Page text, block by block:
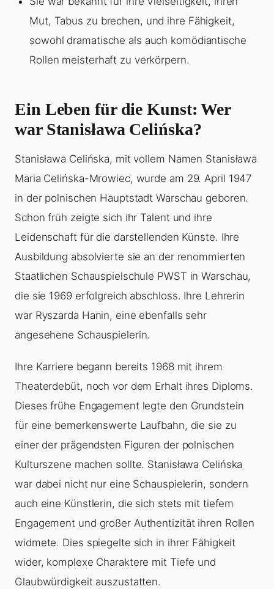
Mut, Tabus zu brechen, und ihre Fähigkeit,
sowohl dramatische als auch komödiantische
Rollen meisterhaft zu verkörpern.
Ein Leben für die Kunst: Wer
war Stanisława Celińska?
Stanisława Celińska, mit vollem Namen Stanisława
Maria Celińska-Mrowiec, wurde am 29. April 1947
in der polnischen Hauptstadt Warschau geboren.
Schon früh zeigte sich ihr Talent und ihre
Leidenschaft für die darstellenden Künste. Ihre
Ausbildung absolvierte sie an der renommierten
Staatlichen Schauspielschule PWST in Warschau,
die sie 1969 erfolgreich abschloss. Ihre Lehrerin
war Ryszarda Hanin, eine ebenfalls sehr
angesehene Schauspielerin.
Ihre Karriere begann bereits 1968 mit ihrem
Theaterdebüt, noch vor dem Erhalt ihres Diploms.
Dieses frühe Engagement legte den Grundstein
für eine bemerkenswerte Laufbahn, die sie zu
einer der prägendsten Figuren der polnischen
Kulturszene machen sollte. Stanisława Celińska
war dabei nicht nur eine Schauspielerin, sondern
auch eine Künstlerin, die sich stets mit tiefem
Engagement und großer Authentizität ihren Rollen
widmete. Dies spiegelte sich in ihrer Fähigkeit
wider, komplexe Charaktere mit Tiefe und
Glaubwürdigkeit auszustatten.